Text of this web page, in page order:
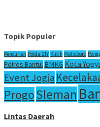
Topik Populer
Pencurian Polda DIY Klitih Malioboro
Polres Bantul BMKG Kota
Event Jogja
ProgoSleman
Lintas Daerah